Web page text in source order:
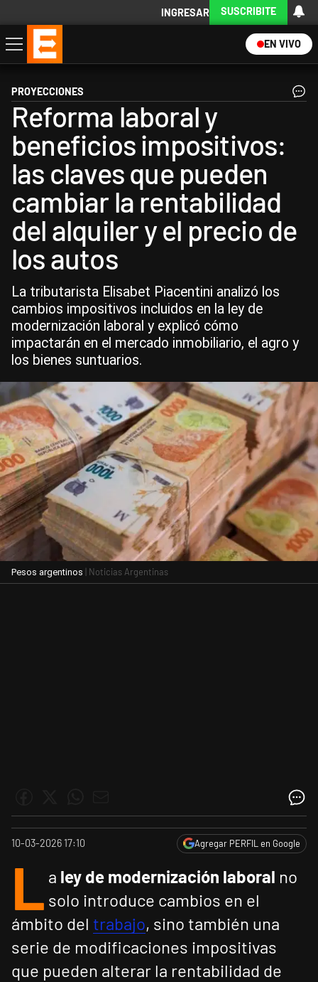
INGRESAR SUSCRIBITE
EN VIVO
Economía
Política
Internacional
Actualidad
Descargá la App
PROYECCIONES
Reforma laboral y
beneficios impositivos:
las claves que pueden
cambiar la rentabilidad
del alquiler y el precio de
los autos
La tributarista Elisabet Piacentini analizó los
cambios impositivos incluidos en la ley de
modernización laboral y explicó cómo
impactarán en el mercado inmobiliario, el agro y
los bienes suntuarios.
Pesos argentinos | Noticias Argentinas
10-03-2026 17:10 Agregar PERFIL en Google
L a ley de modernización laboral no
solo introduce cambios en el
ámbito del trabajo, sino también una
serie de modificaciones impositivas
que pueden alterar la rentabilidad de